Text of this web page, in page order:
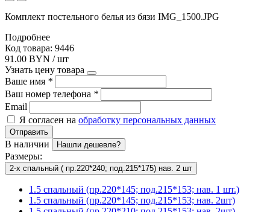
Комплект постельного белья из бязи IMG_1500.JPG
Подробнее
Код товара: 9446
91.00 BYN / шт
Узнать цену товара
Ваше имя *
Ваш номер телефона *
Email
Я согласен на обработку персональных данных
Отправить
В наличии Нашли дешевле?
Размеры:
2-х спальный ( пр.220*240; под.215*175) нав. 2 шт
1.5 спальный (пр.220*145; под.215*153; нав. 1 шт.)
1.5 спальный (пр.220*145; под.215*153; нав. 2шт)